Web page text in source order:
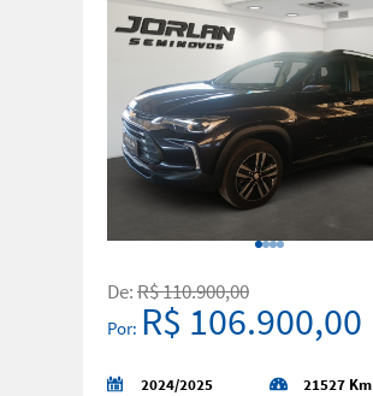
De:R$ 110.900,00
Por: R$ 106.900,00
2024/2025
21527 Km